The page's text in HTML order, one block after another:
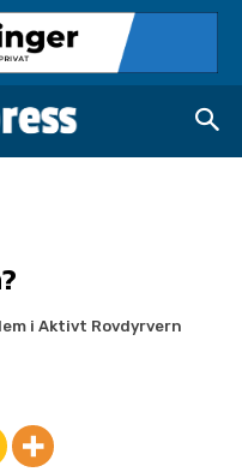
i Aktivt Rovdyrvern